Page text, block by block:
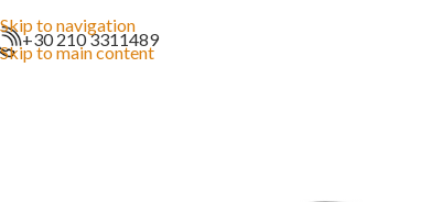
Skip to navigation
Skip to main content
+30 210 3311489